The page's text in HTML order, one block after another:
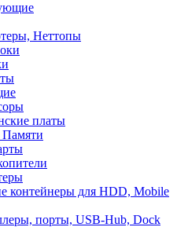
Неттопы
платы
контейнеры для HDD, Mobile
порты, USB-Hub, Dock